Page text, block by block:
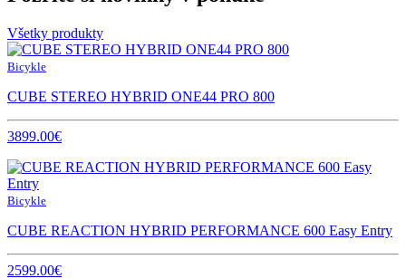
Všetky produkty
Bicykle
CUBE STEREO HYBRID ONE44 PRO 800
3899.00€
Bicykle
CUBE REACTION HYBRID PERFORMANCE 600 Easy Entry
2599.00€